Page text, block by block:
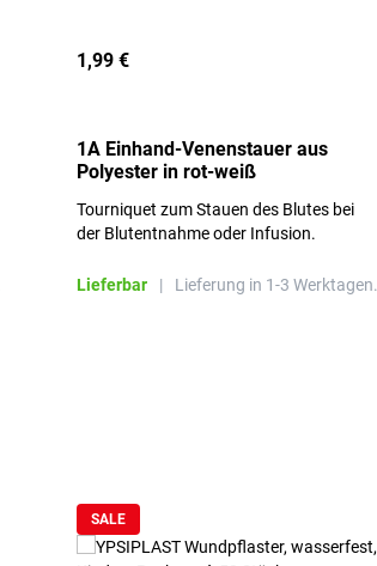
1,99 €
1A Einhand-Venenstauer aus
Polyester in rot-weiß
Tourniquet zum Stauen des Blutes bei
der Blutentnahme oder Infusion.
Lieferbar | Lieferung in 1-3 Werktagen.
SALE